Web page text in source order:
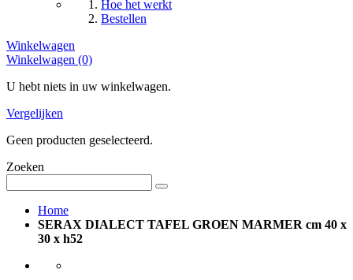
Hoe het werkt
Bestellen
Winkelwagen
Winkelwagen (0)
U hebt niets in uw winkelwagen.
Vergelijken
Geen producten geselecteerd.
Zoeken
Home
SERAX DIALECT TAFEL GROEN MARMER cm 40 x
30 x h52